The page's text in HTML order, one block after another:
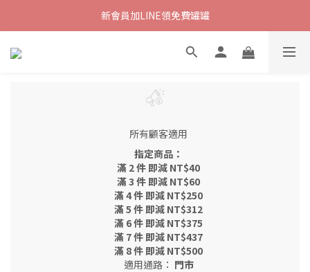
新會員加LINE領免費罐罐
所有顧客適用
指定商品：
滿 2 件 即減 NT$40
滿 3 件 即減 NT$60
滿 4 件 即減 NT$250
滿 5 件 即減 NT$312
滿 6 件 即減 NT$375
滿 7 件 即減 NT$437
滿 8 件 即減 NT$500
適用通路： 門市